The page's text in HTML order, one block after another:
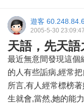
遊客
2005-5-30 23:09:47
天語，先天語
最近無意間發現這個
的人有些詬病,經常
所言,有人經常標榜
生就會,當然,她的能